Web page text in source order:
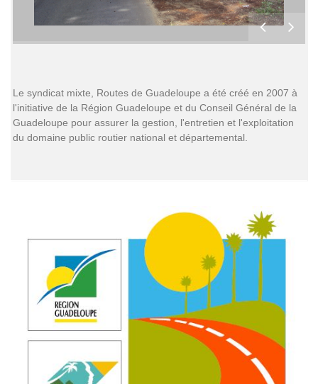
Le syndicat mixte, Routes de Guadeloupe a été créé en 2007 à
l'initiative de la Région Guadeloupe et du Conseil Général de la
Guadeloupe pour assurer la gestion, l'entretien et l'exploitation
du domaine public routier national et départemental.